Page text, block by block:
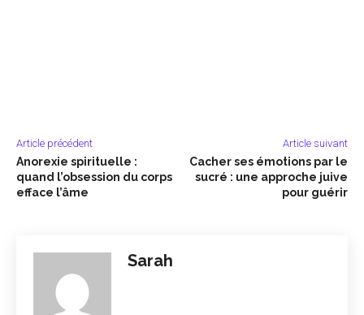
Article précédent
Anorexie spirituelle :
quand l’obsession du corps
efface l’âme
Article suivant
Cacher ses émotions par le
sucré : une approche juive
pour guérir
Sarah